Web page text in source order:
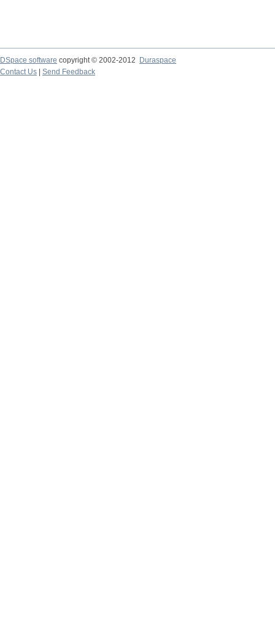
DSpace software copyright © 2002-2012
Duraspace
Contact Us
Send Feedback